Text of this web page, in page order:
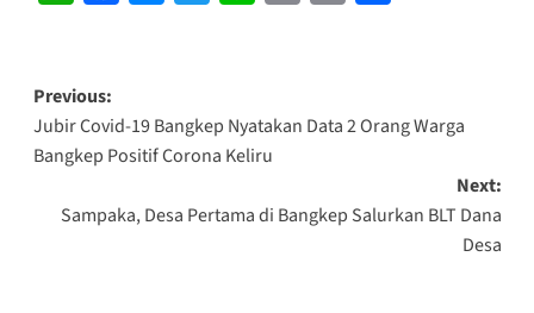
Post
navigation
Previous:
Jubir Covid-19 Bangkep Nyatakan Data 2 Orang Warga
Bangkep Positif Corona Keliru
Next:
Sampaka, Desa Pertama di Bangkep Salurkan BLT Dana
Desa